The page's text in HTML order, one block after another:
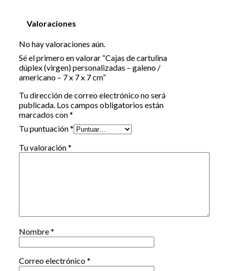
Valoraciones
No hay valoraciones aún.
Sé el primero en valorar “Cajas de cartulina
dúplex (virgen) personalizadas – galeno /
americano – 7 x 7 x 7 cm”
Tu dirección de correo electrónico no será
publicada. Los campos obligatorios están
marcados con*
Tu puntuación*
Tu valoración*
Nombre*
Correo electrónico*